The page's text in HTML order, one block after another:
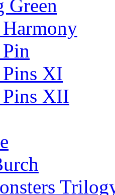
Green
XI
XII